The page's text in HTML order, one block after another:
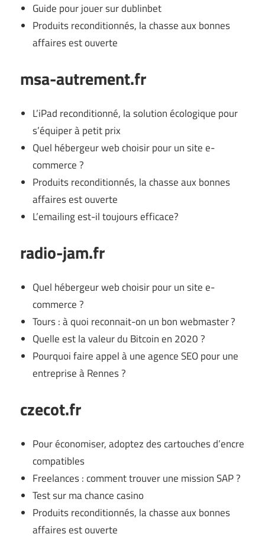
Guide pour jouer sur dublinbet
Produits reconditionnés, la chasse aux bonnes
affaires est ouverte
msa-autrement.fr
L’iPad reconditionné, la solution écologique pour
s’équiper à petit prix
Quel hébergeur web choisir pour un site e-
commerce ?
Produits reconditionnés, la chasse aux bonnes
affaires est ouverte
L’emailing est-il toujours efficace?
radio-jam.fr
Quel hébergeur web choisir pour un site e-
commerce ?
Tours : à quoi reconnait-on un bon webmaster ?
Quelle est la valeur du Bitcoin en 2020 ?
Pourquoi faire appel à une agence SEO pour une
entreprise à Rennes ?
czecot.fr
Pour économiser, adoptez des cartouches d’encre
compatibles
Freelances : comment trouver une mission SAP ?
Test sur ma chance casino
Produits reconditionnés, la chasse aux bonnes
affaires est ouverte